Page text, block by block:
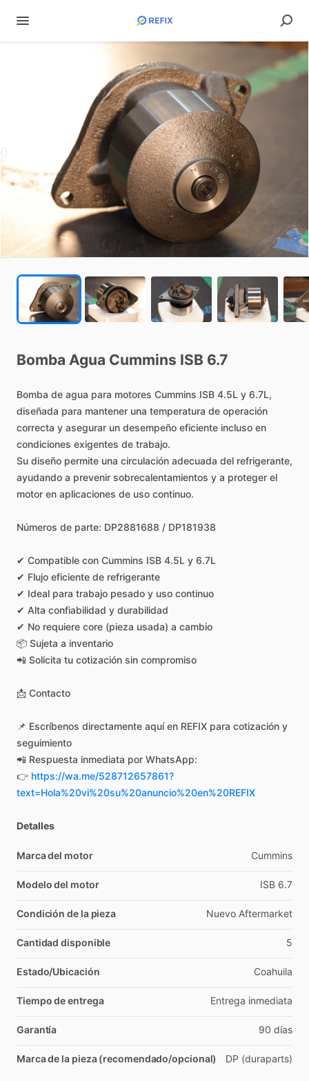
Bomba Agua Cummins ISB 6.7
Bomba de agua para motores Cummins ISB 4.5L y 6.7L,
diseñada para mantener una temperatura de operación
correcta y asegurar un desempeño eficiente incluso en
condiciones exigentes de trabajo.
Su diseño permite una circulación adecuada del refrigerante,
ayudando a prevenir sobrecalentamientos y a proteger el
motor en aplicaciones de uso continuo.
Números de parte: DP2881688 ​/​ DP181938
✔ Compatible con Cummins ISB 4.5L y 6.7L
✔ Flujo eficiente de refrigerante
✔ Ideal para trabajo pesado y uso continuo
✔ Alta confiabilidad y durabilidad
✔ No requiere core (pieza usada) a cambio
📦 Sujeta a inventario
📲 Solicita tu cotización sin compromiso
📩 Contacto
📌 Escríbenos directamente aquí en REFIX para cotización y
seguimiento
📲 Respuesta inmediata por WhatsApp:
👉 https://wa.me/528712657861?
text=Hola%20vi%20su%20anuncio%20en%20REFIX
Detalles
Marca del motor Cummins
Modelo del motor ISB 6.7
Condición de la pieza Nuevo Aftermarket
Cantidad disponible 5
Estado/Ubicación Coahuila
Tiempo de entrega Entrega inmediata
Garantía 90 días
Marca de la pieza (recomendado/opcional) DP (duraparts)